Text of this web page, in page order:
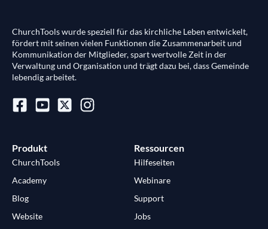
ChurchTools wurde speziell für das kirchliche Leben entwickelt,
fördert mit seinen vielen Funktionen die Zusammenarbeit und
Kommunikation der Mitglieder, spart wertvolle Zeit in der
Verwaltung und Organisation und trägt dazu bei, dass Gemeinde
lebendig arbeitet.
Produkt
ChurchTools
Academy
Blog
Website
Ressourcen
Hilfeseiten
Webinare
Support
Jobs